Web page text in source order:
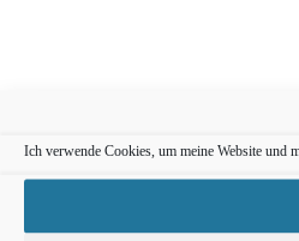
Ich verwende Cookies, um meine Website und